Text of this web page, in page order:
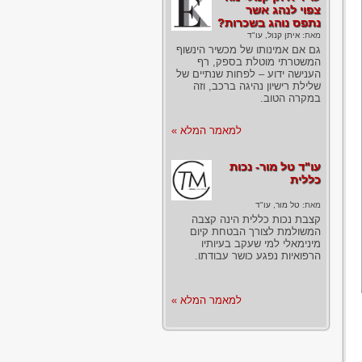
צפוי לנהג אשר
נתפס נוהג בשכרות?
מאת: איתן קנול, עו"ד
גם אם אמינותו של מכשיר הינשוף
המשטרתי מוטלת בספק, רף
הענישה ידוע – לפחות שנתיים של
שלילת רישיון נהיגה ברכב, וזה
במקרה הטוב.
למאמר המלא »
עו"ד טל מור- נכות
כללית
מאת: טל מור, עו"ד
קצבת נכות כללית הינה קצבה
המשולמת לצורך הבטחת קיום
מינימאלי למי שעקב בעיותיו
הרפואיות נפגע כושר עבודתו.
למאמר המלא »